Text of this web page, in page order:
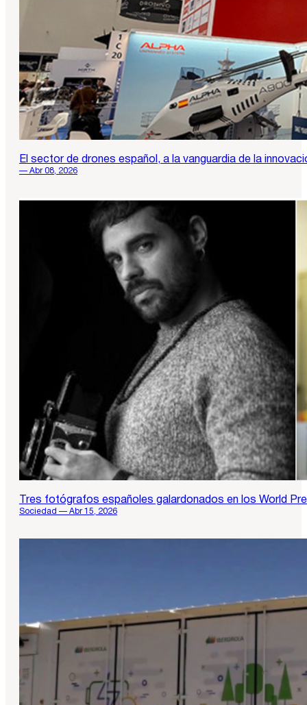
El sector de drones español, a la vanguardia de la
— Abr 08, 2026
Tres fotógrafos españoles galardonados en los World
Sociedad — Abr 15, 2026